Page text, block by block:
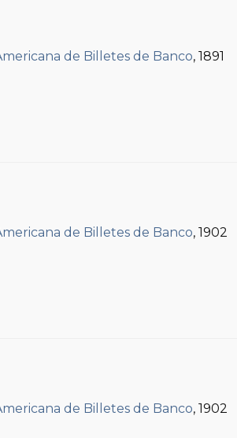
de Billetes de Banco, 1891
de Billetes de Banco, 1902
de Billetes de Banco, 1902